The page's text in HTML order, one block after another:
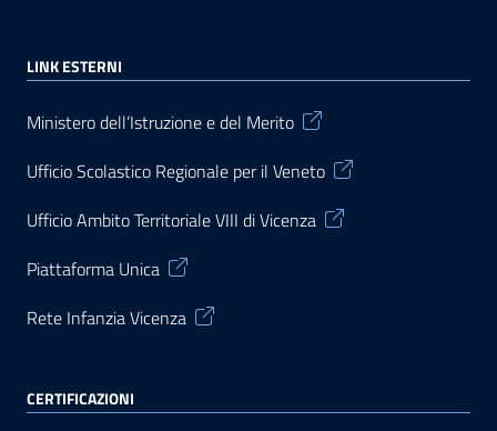
LINK ESTERNI
Ministero dell’Istruzione e del Merito
Ufficio Scolastico Regionale per il Veneto
Ufficio Ambito Territoriale VIII di Vicenza
Piattaforma Unica
Rete Infanzia Vicenza
CERTIFICAZIONI